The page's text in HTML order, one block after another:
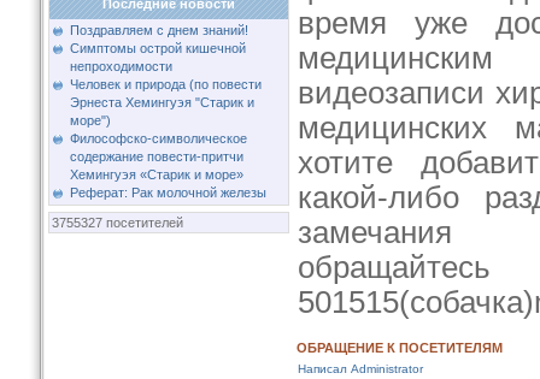
Последние новости
Поздравляем с днем знаний!
Симптомы острой кишечной
непроходимости
Человек и природа (по повести
Эрнеста Хемингуэя "Старик и
море")
Философско-символическое
содержание повести-притчи
Хемингуэя «Старик и море»
Реферат: Рак молочной железы
3755327 посетителей
время уже
видеозаписи
медицинских
хотите
какой-либо
замечания
ОБРАЩЕНИЕ К ПОСЕТИТЕЛЯМ
Написал Administrator